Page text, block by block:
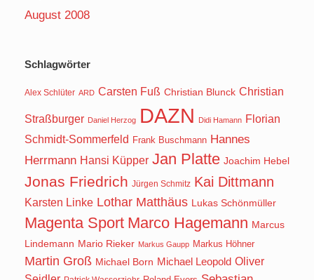
August 2008
Schlagwörter
Alex Schlüter ARD Carsten Fuß Christian Blunck Christian
Straßburger Daniel Herzog DAZN Didi Hamann Florian
Schmidt-Sommerfeld Frank Buschmann Hannes
Herrmann Hansi Küpper Jan Platte Joachim Hebel
Jonas Friedrich Jürgen Schmitz Kai Dittmann
Karsten Linke Lothar Matthäus Lukas Schönmüller
Magenta Sport Marco Hagemann Marcus
Lindemann Mario Rieker Markus Gaupp Markus Höhner
Martin Groß Michael Born Michael Leopold Oliver